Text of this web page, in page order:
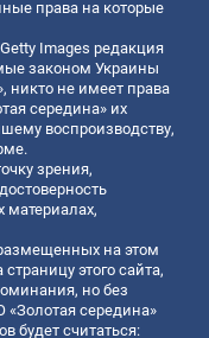
права на которые
Images редакция
законом Украины
никто не имеет права
середина» их
воспроизводству,
зрения,
на этом
этого сайта,
но без
середина»
будет считаться: